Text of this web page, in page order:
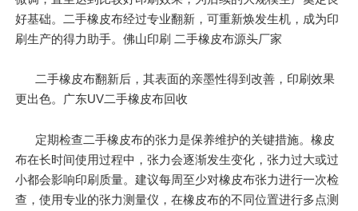
好基础。二手橡皮布经过专业翻新，可重新焕发生机，成为印
刷生产的得力助手。佛山印刷 二手橡皮布源头厂家
二手橡皮布翻新后，其表面的亲墨性得到改善，印刷效果
更出色。广东UV二手橡皮布回收
定期检查二手橡皮布的张力是保养维护的关键措施。橡皮
布在长时间使用过程中，张力会逐渐发生变化，张力过大或过
小都会影响印刷质量。建议每周至少对橡皮布张力进行一次检
查，使用专业的张力测量仪，在橡皮布的不同位置进行多点测